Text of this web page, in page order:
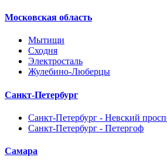
Московская область
Мытищи
Сходня
Электросталь
Жулебино-Люберцы
Санкт-Петербург
Санкт-Петербург - Невский
Санкт-Петербург - Петергоф
Самара